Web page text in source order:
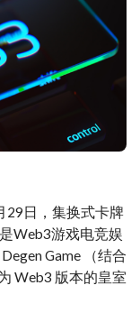
29日，集换式卡牌
Web3游戏电竞娱
Game （结合
Web3 版本的皇室